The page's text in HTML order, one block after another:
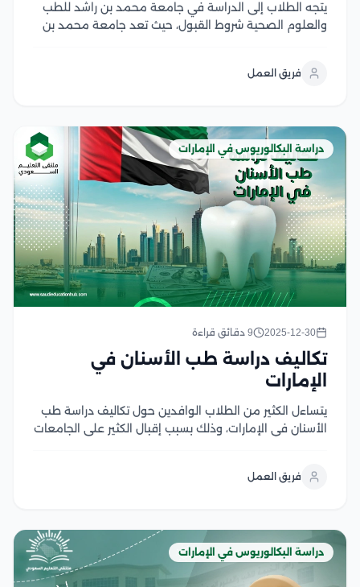
يتجه الطلاب إلى الدراسة في جامعة محمد بن راشد للطب
والعلوم الصحية شروط القبول، حيث تعد جامعة محمد بن
تعليم طبي وصحي متميز يتوافق...
فريق العمل
دراسة البكالوريوس في الإمارات
2025-12-30 9 دقائق قراءة
تكاليف دراسة طب الأسنان في
الإمارات
يتساءل الكثير من الطلاب الوافدين حول تكاليف دراسة طب
الأسنان في الإمارات، وذلك بسبب إقبال الكثير على الجامعات
الجامعات الإماراتية تكون معتمدة محليًا ودوليًا...
فريق العمل
دراسة البكالوريوس في الإمارات